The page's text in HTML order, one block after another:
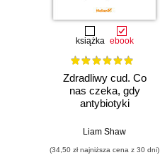
książka ebook
Zdradliwy cud. Co
nas czeka, gdy
antybiotyki
Liam Shaw
(34,50 zł najniższa cena z 30 dni)